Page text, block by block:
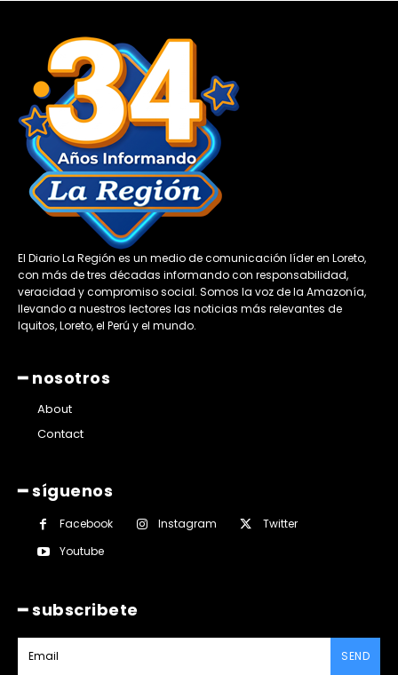
El Diario La Región es un medio de comunicación líder en Loreto,
con más de tres décadas informando con responsabilidad,
veracidad y compromiso social. Somos la voz de la Amazonía,
llevando a nuestros lectores las noticias más relevantes de
Iquitos, Loreto, el Perú y el mundo.
━ nosotros
About
Contact
━ síguenos
Facebook Instagram
Twitter
Youtube
━ subscribete
SEND